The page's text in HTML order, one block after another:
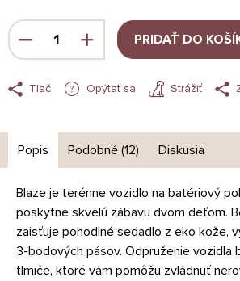
PRIDAŤ DO
Tlač Opýtať sa Strážiť
Popis Podobné (12) Diskusia
Blaze je terénne vozidlo na batériový
poskytne skvelú zábavu dvom deťom.
zaisťuje pohodlné sedadlo z eko kože,
3-bodových pásov. Odpruženie vozidla
tlmiče, ktoré vám pomôžu zvládnuť